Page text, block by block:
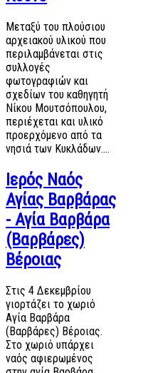
Μεταξύ του πλούσιου
αρχειακού υλικού που
περιλαμβάνεται στις
συλλογές
φωτογραφιών και
σχεδίων του καθηγητή
Νίκου Μουτσόπουλου,
περιέχεται και υλικό
προερχόμενο από τα
νησιά των Κυκλάδων.…
Ιερός Ναός
Αγίας Βαρβάρας
- Αγία Βαρβάρα
(Βαρβάρες)
Βέροιας
Στις 4 Δεκεμβρίου
γιορτάζει το χωριό
Αγία Βαρβάρα
(Βαρβάρες) Βέροιας.
Στο χωριό υπάρχει
ναός αφιερωμένος